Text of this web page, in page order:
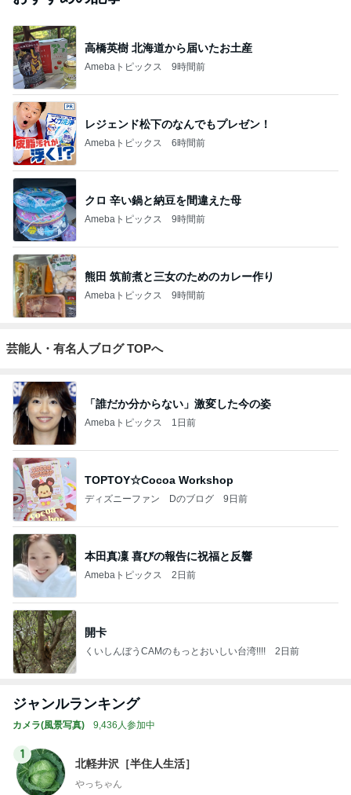
高橋英樹 北海道から届いたお土産
Amebaトピックス 9時間前
レジェンド松下のなんでもプレゼン！
Amebaトピックス 6時間前
クロ 辛い鍋と納豆を間違えた母
Amebaトピックス 9時間前
熊田 筑前煮と三女のためのカレー作り
Amebaトピックス 9時間前
芸能人・有名人ブログ TOPへ
「誰だか分からない」激変した今の姿
Amebaトピックス 1日前
TOPTOY☆Cocoa Workshop
ディズニーファン Dのブログ 9日前
本田真凜 喜びの報告に祝福と反響
Amebaトピックス 2日前
開卡
くいしんぼうCAMのもっとおいしい台湾!!!! 2日前
ジャンルランキング
カメラ(風景写真) 9,436人参加中
1
北軽井沢［半住人生活］
やっちゃん